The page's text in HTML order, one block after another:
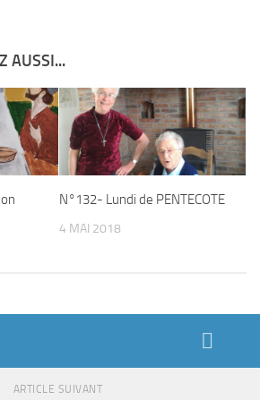
AUSSI...
N°132- Lundi de PENTECOTE
4 MAI 2018
ARTICLE SUIVANT